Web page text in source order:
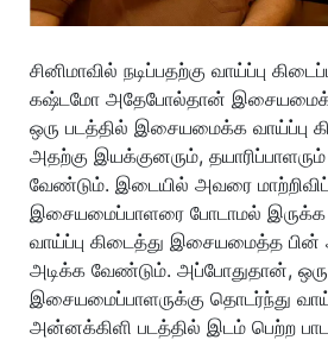
சினிமாவில் நடிப்பதற்கு வாய்ப்பு
கஷ்டமோ அதேபோல்தான் இசையமைக்க
ஒரு படத்தில் இசையமைக்க வாய்ப்பு
அதற்கு இயக்குனரும்,
வேண்டும். இடையில் அவரை
இசையமைப்பாளரை போடாமல் இருக்க
வாய்ப்பு கிடைத்து இசையமைத்த
அடிக்க வேண்டும். அப்போதுதான், ஒரு
இசையமைப்பாளருக்கு தொடர்ந்து
அன்னக்கிளி படத்தில் இடம் பெற்ற